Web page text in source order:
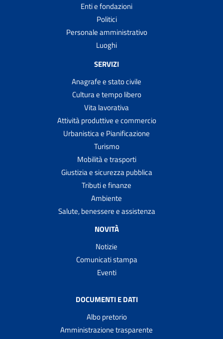
Enti e fondazioni
Politici
Personale amministrativo
Luoghi
SERVIZI
Anagrafe e stato civile
Cultura e tempo libero
Vita lavorativa
Attività produttive e commercio
Urbanistica e Pianificazione
Turismo
Mobilità e trasporti
Giustizia e sicurezza pubblica
Tributi e finanze
Ambiente
Salute, benessere e assistenza
NOVITÀ
Notizie
Comunicati stampa
Eventi
DOCUMENTI E DATI
Albo pretorio
Amministrazione trasparente